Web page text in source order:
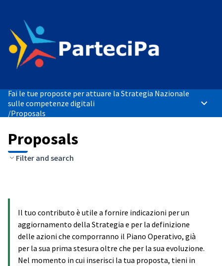
Fai le tue proposte per attuare la Strategia Nazionale
sulle competenze digitali
/Proposals
Main
Proposals
Filter and search
Il tuo contributo è utile a fornire indicazioni per un
aggiornamento della Strategia e per la definizione
delle azioni che comporranno il Piano Operativo, già
per la sua prima stesura oltre che per la sua evoluzione.
Nel momento in cui inserisci la tua proposta, tieni in